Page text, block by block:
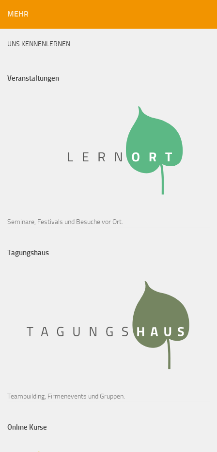
MEHR
UNS KENNENLERNEN
Veranstaltungen
Seminare, Festivals und Besuche vor Ort.
Tagungshaus
Teambuilding, Firmenevents und Gruppen.
Online Kurse